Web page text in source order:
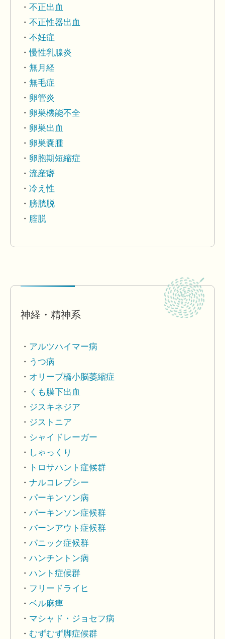
不正出血
不正性器出血
不妊症
慢性乳腺炎
無月経
無毛症
卵管炎
卵巣機能不全
卵巣出血
卵巣嚢腫
卵胞期短縮症
流産癖
冷え性
膀胱脱
腟脱
神経・精神系
アルツハイマー病
うつ病
オリーブ橋小脳萎縮症
くも膜下出血
ジスキネジア
ジストニア
シャイドレーガー
しゃっくり
トロサハント症候群
ナルコレプシー
パーキンソン病
パーキンソン症候群
バーンアウト症候群
パニック症候群
ハンチントン病
ハント症候群
フリードライヒ
ベル麻痺
マシャド・ジョセフ病
むずむず脚症候群